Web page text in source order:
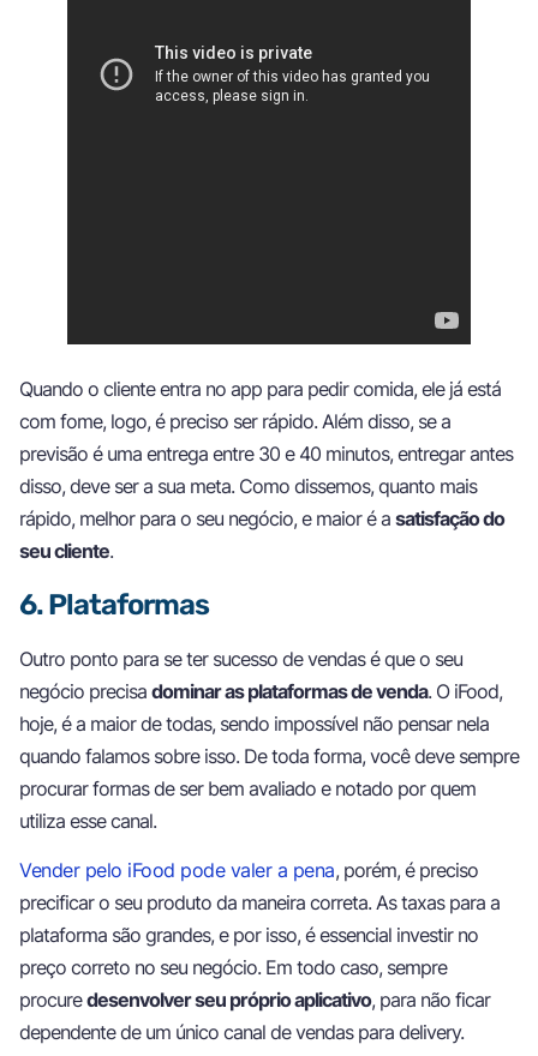
Quando o cliente entra no app para pedir comida, ele já está
com fome, logo, é preciso ser rápido. Além disso, se a
previsão é uma entrega entre 30 e 40 minutos, entregar antes
disso, deve ser a sua meta. Como dissemos, quanto mais
rápido, melhor para o seu negócio, e maior é a satisfação do
seu cliente.
6. Plataformas
Outro ponto para se ter sucesso de vendas é que o seu
negócio precisa dominar as plataformas de venda. O iFood,
hoje, é a maior de todas, sendo impossível não pensar nela
quando falamos sobre isso. De toda forma, você deve sempre
procurar formas de ser bem avaliado e notado por quem
utiliza esse canal.
Vender pelo iFood pode valer a pena, porém, é preciso
precificar o seu produto da maneira correta. As taxas para a
plataforma são grandes, e por isso, é essencial investir no
preço correto no seu negócio. Em todo caso, sempre
procuredesenvolver seu próprio aplicativo, para não ficar
dependente de um único canal de vendas para delivery.